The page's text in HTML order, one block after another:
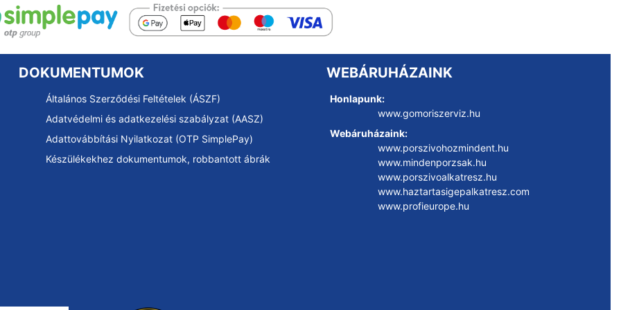
DOKUMENTUMOK
Általános Szerződési Feltételek (ÁSZF)
Adatvédelmi és adatkezelési szabályzat (AASZ)
Adattovábbítási Nyilatkozat (OTP SimplePay)
Készülékekhez dokumentumok, robbantott ábrák
WEBÁRUHÁZAINK
Honlapunk:
www.gomoriszerviz.hu
Webáruházaink:
www.porszivohozmindent.hu
www.mindenporzsak.hu
www.porszivoalkatresz.hu
www.haztartasigepalkatresz.com
www.profieurope.hu